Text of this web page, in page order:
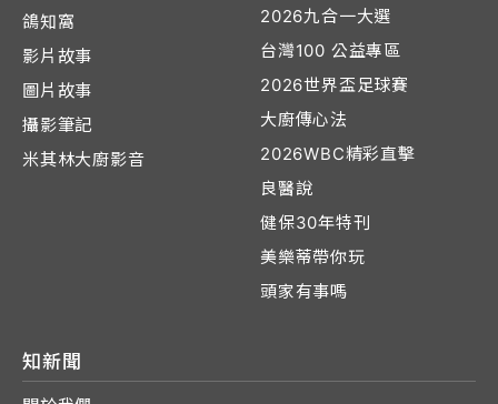
鴿知窩
影片故事
圖片故事
攝影筆記
米其林大廚影音
2026九合一大選
台灣100 公益專區
2026世界盃足球賽
大廚傳心法
2026WBC精彩直擊
良醫說
健保30年特刊
美樂蒂帶你玩
頭家有事嗎
知新聞